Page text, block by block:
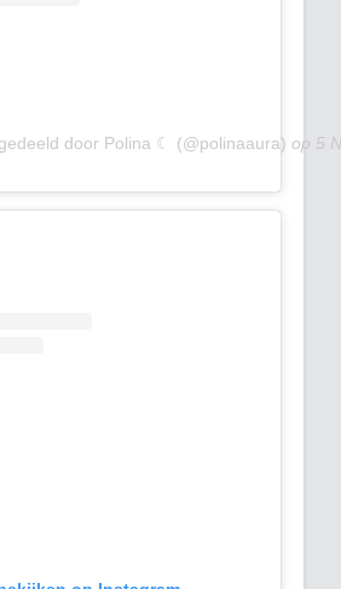
door Polina ☾ (@polinaaura) op 5